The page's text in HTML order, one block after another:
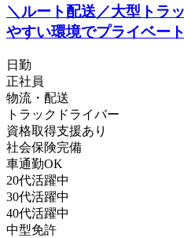
＼ルート配送／大型トラ
やすい環境でプライベー
日勤
正社員
物流・配送
トラックドライバー
資格取得支援あり
社会保険完備
車通勤OK
20代活躍中
30代活躍中
40代活躍中
中型免許